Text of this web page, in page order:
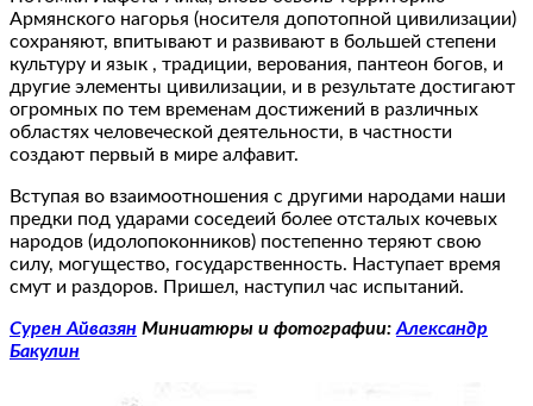
Армянского нагорья (носителя допотопной цивилизации)
сохраняют, впитывают и развивают в большей степени
культуру и язык , традиции, верования, пантеон богов, и
другие элементы цивилизации, и в результате достигают
огромных по тем временам достижений в различных
областях человеческой деятельности, в частности
создают первый в мире алфавит.
Вступая во взаимоотношения с другими народами наши
предки под ударами соседеий более отсталых кочевых
народов (идолопоконников) постепенно теряют свою
силу, могущество, государственность. Наступает время
смут и раздоров. Пришел, наступил час испытаний.
Сурен Айвазян Миниатюры и фотографии: Александр
Бакулин